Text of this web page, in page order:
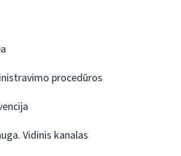
procedūros
Vidinis kanalas